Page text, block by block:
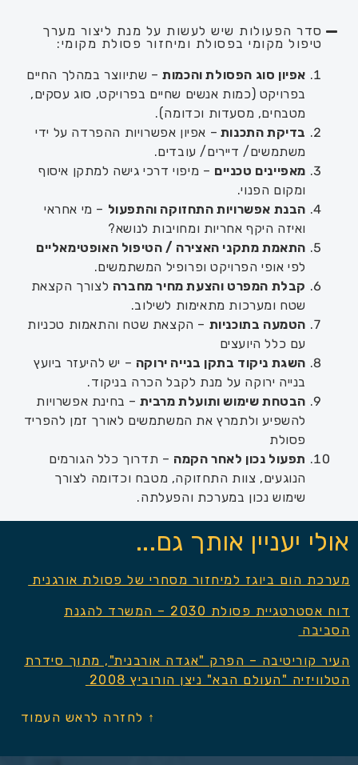
סדר הפעולות שיש לעשות על מנת ליצור מערך
טיפול מקומי בפסולת ומיחזור פסולת מקומי:
אפיון סוג הפסולת והכמות– שתיווצר במהלך החיים
בפרויקט (כמות אנשים שחיים בפרויקט, סוג עסקים,
מטבחים, מסעדות וכדומה).
בדיקת התכנות – אפיון אפשרויות ההפרדה על ידי
משתמשים/ דיירים/ עובדים.
מאפיינים טכניים – מיפוי דרכי גישה למתקן איסוף
ומקום הפנוי.
הבנת אפשרויות התחזוקה והתפעול – מי אחראי
ואיזה היקף אחריות ומחויבות לנושא?
התאמת מתקני האצירה / הטיפול האופטימאליים
לפי אופי הפרויקט ופרופיל המשתמשים.
קבלת המפרט והצעת מחיר מחברה לצורך הקצאת
שטח ומערכות מתאימות לשילוב.
הטמעה בתוכניות – הקצאת שטח והתאמות טכניות
עם כלל היועצים
השגת ניקוד בתקן בנייה ירוקה – יש להיעזר ביועץ
בנייה ירוקה על מנת לקבל הכרה בניקוד.
הבטחת שימוש ותועלת מרבית – בחינת אפשרויות
להשפיע ולתמרץ את המשתמשים לאורך זמן להפריד
פסולת
תפעול נכון לאחר הקמה – תדרוך כלל הגורמים
הנוגעים, צוות התחזוקה, מטבח וכדומה לצורך
שימוש נכון במערכת והפעלתה.
אולי יעניין אותך גם...
מערכת הום ביוגז למיחזור מסחרי של פסולת אורגנית
דוח אסטרטגיית פסולת 2030 – המשרד להגנת
הסביבה
העיר קוריטיבה – הפרק "אגדה אורבנית", מתוך סידרת
הטלוויזיה "העולם הבא" ניצן הורוביץ 2008
↑ לחזרה לראש העמוד